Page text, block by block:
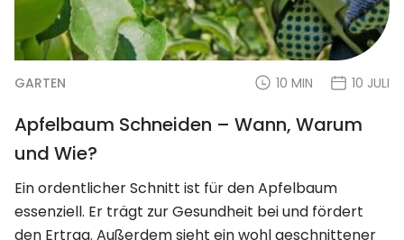
GARTEN 10 MIN 10 JULI
Apfelbaum Schneiden – Wann, Warum
und Wie?
Ein ordentlicher Schnitt ist für den Apfelbaum
essenziell. Er trägt zur Gesundheit bei und fördert
den Ertrag. Außerdem sieht ein wohl geschnittener